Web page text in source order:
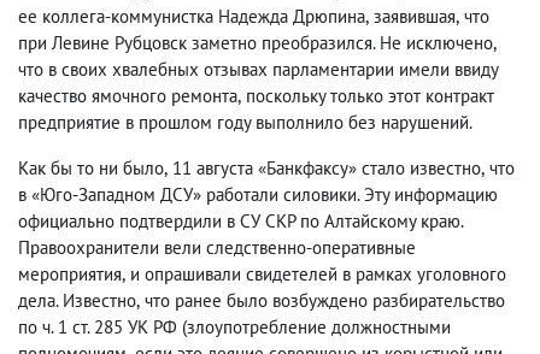
ее коллега-коммунистка Надежда Дрюпина, заявившая, что
при Левине Рубцовск заметно преобразился. Не исключено,
что в своих хвалебных отзывах парламентарии имели ввиду
качество ямочного ремонта, поскольку только этот контракт
предприятие в прошлом году выполнило без нарушений.
Как бы то ни было, 11 августа «Банкфаксу» стало известно, что
в «Юго-Западном ДСУ» работали силовики. Эту информацию
официально подтвердили в СУ СКР по Алтайскому краю.
Правоохранители вели следственно-оперативные
мероприятия, и опрашивали свидетелей в рамках уголовного
дела. Известно, что ранее было возбуждено разбирательство
по ч. 1 ст. 285 УК РФ (злоупотребление должностными